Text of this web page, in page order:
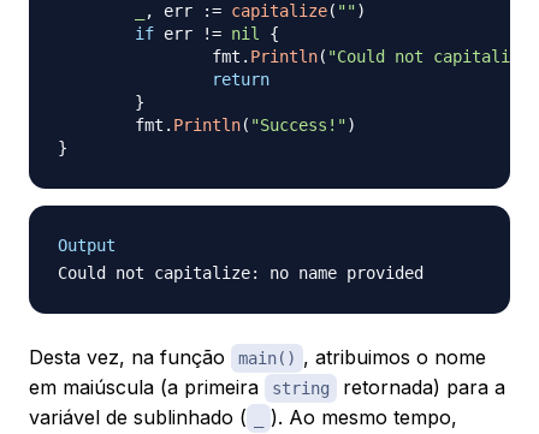
, err := capitalize( "")
if err != nil
{
		fmt
. Println( "Could not
return
}
	fmt
. Println( "Success!")
}
Output
Desta vez, na função main() , atribuimos o nome
em maiúscula (a primeira
string
retornada) para a
variável de sublinhado (
). Ao mesmo tempo,